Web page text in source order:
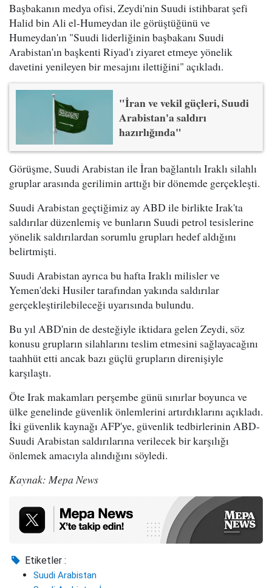
Başbakanın medya ofisi, Zeydi'nin Suudi istihbarat şefi
Halid bin Ali el-Humeydan ile görüştüğünü ve
Humeydan'ın "Suudi liderliğinin başbakanı Suudi
Arabistan'ın başkenti Riyad'ı ziyaret etmeye yönelik
davetini yenileyen bir mesajını ilettiğini" açıkladı.
"İran ve vekil güçleri, Suudi
Arabistan'a saldırı
hazırlığında"
Görüşme, Suudi Arabistan ile İran bağlantılı Iraklı silahlı
gruplar arasında gerilimin arttığı bir dönemde gerçekleşti.
Suudi Arabistan geçtiğimiz ay ABD ile birlikte Irak'ta
saldırılar düzenlemiş ve bunların Suudi petrol tesislerine
yönelik saldırılardan sorumlu grupları hedef aldığını
belirtmişti.
Suudi Arabistan ayrıca bu hafta Iraklı milisler ve
Yemen'deki Husiler tarafından yakında saldırılar
gerçekleştirilebileceği uyarısında bulundu.
Bu yıl ABD'nin de desteğiyle iktidara gelen Zeydi, söz
konusu grupların silahlarını teslim etmesini sağlayacağını
taahhüt etti ancak bazı güçlü grupların direnişiyle
karşılaştı.
Öte Irak makamları perşembe günü sınırlar boyunca ve
ülke genelinde güvenlik önlemlerini artırdıklarını açıkladı.
İki güvenlik kaynağı AFP'ye, güvenlik tedbirlerinin ABD-
Suudi Arabistan saldırılarına verilecek bir karşılığı
önlemek amacıyla alındığını söyledi.
Kaynak: Mepa News
Etiketler :
Suudi Arabistan